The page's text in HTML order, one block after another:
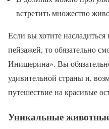
встретить множество
Если вы хотите
пейзажей, то обязательно
Инишерина». Вы
удивительной страны и,
путешествие на красивые
Уникальные